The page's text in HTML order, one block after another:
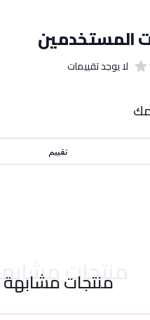
المستخدمين
لا يوجد تقييمات
تقييم
منتجات مشابهة
منتجات مشابهة